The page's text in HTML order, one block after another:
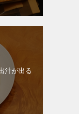
汁が出る